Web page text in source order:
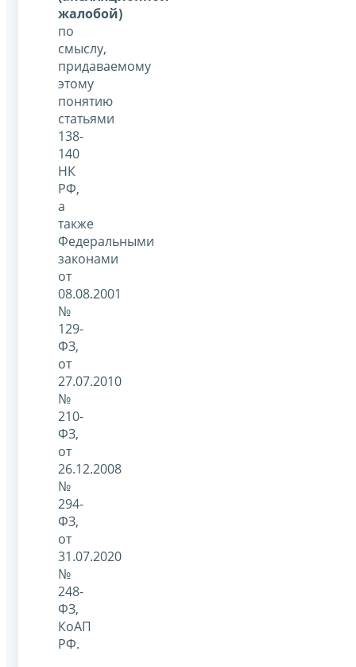
жалобой)
по
смыслу,
придаваемому
этому
понятию
статьями
138-
140
НК
РФ,
а
также
Федеральными
законами
от
08.08.2001
№
129-
ФЗ,
от
27.07.2010
№
210-
ФЗ,
от
26.12.2008
№
294-
ФЗ,
от
31.07.2020
№
248-
ФЗ,
КоАП
РФ.